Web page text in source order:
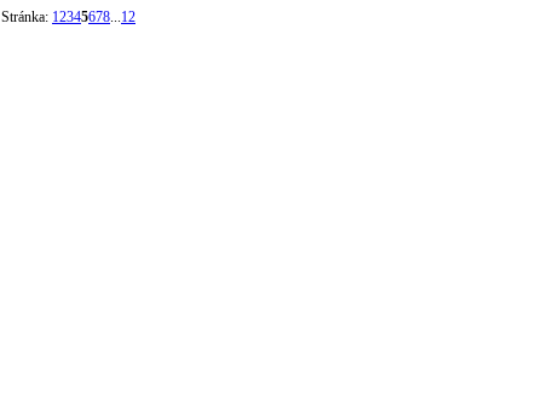
Stránka: 12345678...12